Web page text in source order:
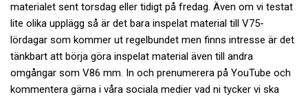
materialet sent torsdag eller tidigt på fredag. Även om vi testat
lite olika upplägg så är det bara inspelat material till V75-
lördagar som kommer ut regelbundet men finns intresse är det
tänkbart att börja göra inspelat material även till andra
omgångar som V86 mm. In och prenumerera på YouTube och
kommentera gärna i våra sociala medier vad ni tycker vi ska